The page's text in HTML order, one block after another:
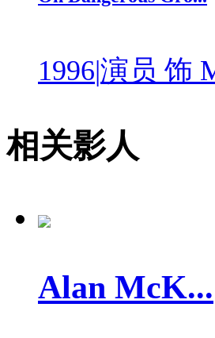
1996|演员 饰
相关影人
Alan McK...